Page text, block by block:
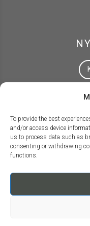
To provide the best
and/or access device
us to process data such as
consenting or withdrawing
functions.
© pingst